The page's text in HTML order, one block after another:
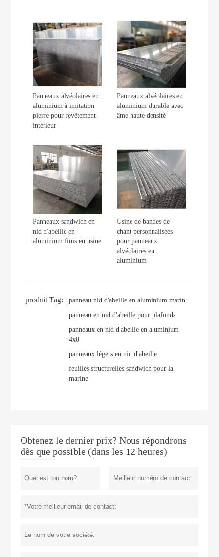
Panneaux alvéolaires en
aluminium à imitation
pierre pour revêtement
intérieur
Panneaux alvéolaires en
aluminium durable avec
âme haute densité
Panneaux sandwich en
nid d'abeille en
aluminium finis en usine
Usine de bandes de
chant personnalisées
pour panneaux
alvéolaires en
aluminium
produit Tag:
panneau nid d'abeille en aluminium marin
panneau en nid d'abeille pour plafonds
panneaux en nid d'abeille en aluminium
4x8
panneaux légers en nid d'abeille
feuilles structurelles sandwich pour la
marine
Obtenez le dernier prix? Nous répondrons
dès que possible (dans les 12 heures)